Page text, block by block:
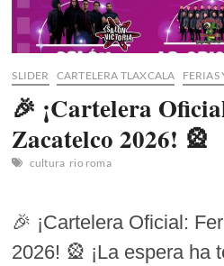
SLIDER CARTELERA TLAXCALA FERIAS
🎉 ¡Cartelera
Zacatelco 2026! 🎡
cultura rio roma
🎉 ¡Cartelera Oficial:
2026! 🎡 ¡La espera ha